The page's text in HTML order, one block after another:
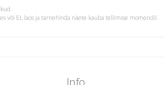
või EL laos ja tarnehinda näete kauba tellimise momendil.
Info